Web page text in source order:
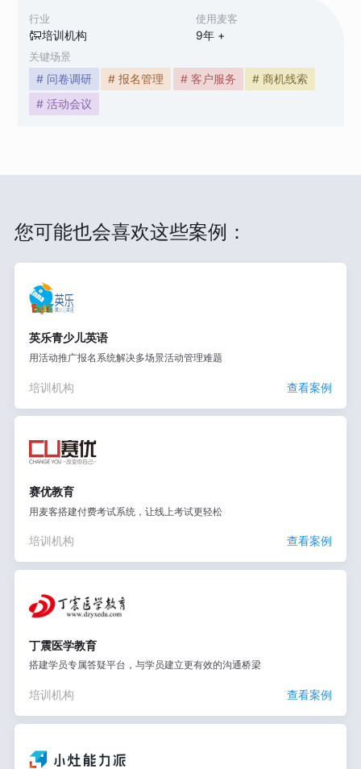
行业
培训机构
使用麦客
9年 +
关键场景
# 问卷调研 # 报名管理 # 客户服务
# 商机线索
# 活动会议
您可能也会喜欢这些案例：
英乐青少儿英语
用活动推广报名系统解决多场景活动管理难题
培训机构 查看案例
赛优教育
用麦客搭建付费考试系统，让线上考试更轻松
培训机构 查看案例
丁震医学教育
搭建学员专属答疑平台，与学员建立更有效的沟通桥梁
培训机构 查看案例